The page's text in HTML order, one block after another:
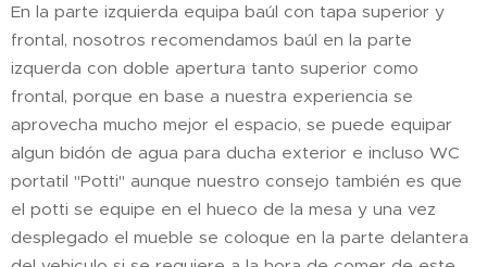
En la parte izquierda equipa baúl con tapa superior y
frontal, nosotros recomendamos baúl en la parte
izquerda con doble apertura tanto superior como
frontal, porque en base a nuestra experiencia se
aprovecha mucho mejor el espacio, se puede equipar
algun bidón de agua para ducha exterior e incluso WC
portatil "Potti" aunque nuestro consejo también es que
el potti se equipe en el hueco de la mesa y una vez
desplegado el mueble se coloque en la parte delantera